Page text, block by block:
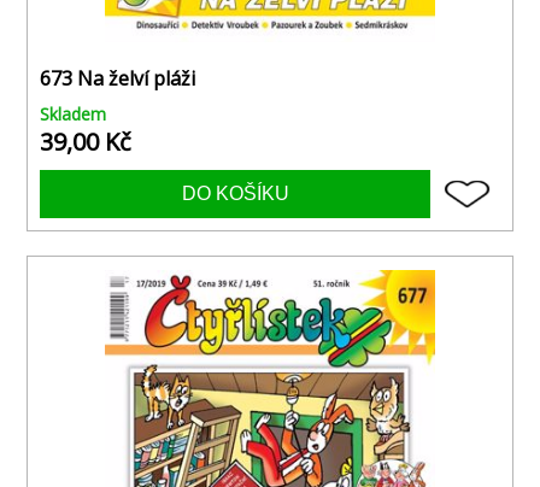
673 Na želví pláži
Skladem
39,00 Kč